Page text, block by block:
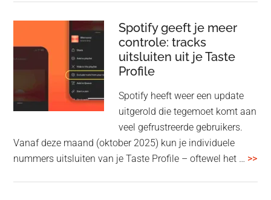
sharing
WF-
en
1000XM6
nieuwe
Spotify geeft je meer
controle: tracks
uitsluiten uit je Taste
Profile
Spotify heeft weer een update
uitgerold die tegemoet komt aan
veel gefrustreerde gebruikers.
Vanaf deze maand (oktober 2025) kun je individuele
nummers uitsluiten van je Taste Profile – oftewel het … >>